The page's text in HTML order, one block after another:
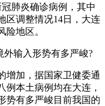
肺炎确诊病例，其中
区调整情况14日，大连
险地区。
外输入形势有多严峻?
增加，据国家卫健委通
例本土病例均在大连，
势有多严峻目前我国的